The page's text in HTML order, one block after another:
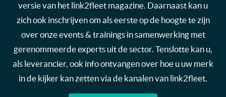
versie van het link2fleet magazine. Daarnaast kan u
zich ook inschrijven om als eerste op de hoogte te zijn
over onze events & trainings in samenwerking met
gerenommeerde experts uit de sector. Tenslotte kan u,
als leverancier, ook info ontvangen over hoe u uw merk
in de kijker kan zetten via de kanalen van link2fleet.